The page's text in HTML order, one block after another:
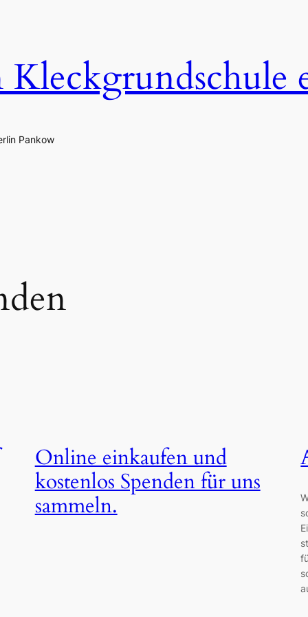
Pankow
Online einkaufen und
kostenlos Spenden für uns
sammeln.